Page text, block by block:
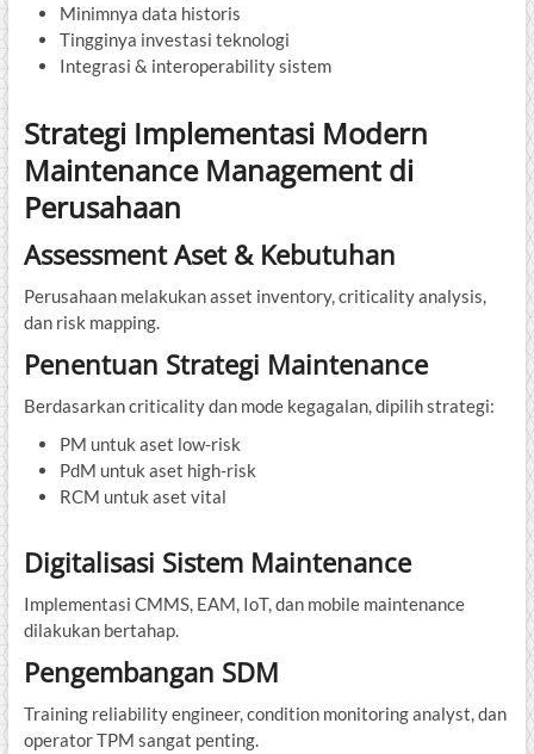
Minimnya data historis
Tingginya investasi teknologi
Integrasi & interoperability sistem
Strategi Implementasi Modern
Maintenance Management di
Perusahaan
Assessment Aset & Kebutuhan
Perusahaan melakukan asset inventory, criticality analysis,
dan risk mapping.
Penentuan Strategi Maintenance
Berdasarkan criticality dan mode kegagalan, dipilih strategi:
PM untuk aset low-risk
PdM untuk aset high-risk
RCM untuk aset vital
Digitalisasi Sistem Maintenance
Implementasi CMMS, EAM, IoT, dan mobile maintenance
dilakukan bertahap.
Pengembangan SDM
Training reliability engineer, condition monitoring analyst, dan
operator TPM sangat penting.